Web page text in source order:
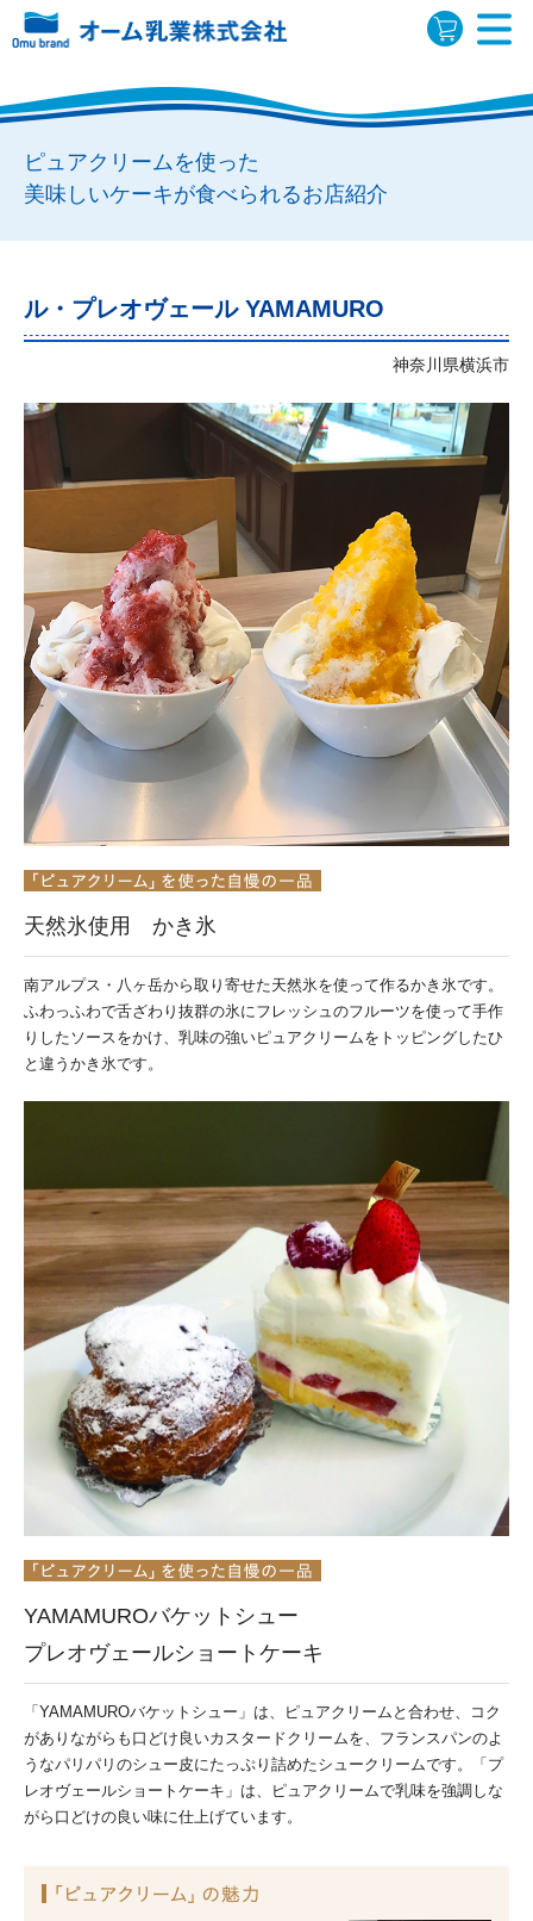
ピュアクリームを使った
美味しいケーキが食べられるお店紹介
ル・プレオヴェール YAMAMURO
神奈川県横浜市
天然氷使用 かき氷
南アルプス・八ヶ岳から取り寄せた天然氷を使って作るかき氷です。
ふわっふわで舌ざわり抜群の氷にフレッシュのフルーツを使って手作
りしたソースをかけ、乳味の強いピュアクリームをトッピングしたひ
と違うかき氷です。
YAMAMUROバケットシュー
プレオヴェールショートケーキ
「YAMAMUROバケットシュー」は、ピュアクリームと合わせ、コク
がありながらも口どけ良いカスタードクリームを、フランスパンのよ
うなパリパリのシュー皮にたっぷり詰めたシュークリームです。「プ
レオヴェールショートケーキ」は、ピュアクリームで乳味を強調しな
がら口どけの良い味に仕上げています。